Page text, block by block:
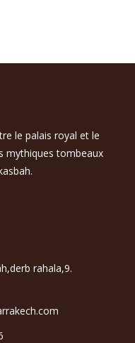
le palais royal et le
mythiques tombeaux
rahala,9.